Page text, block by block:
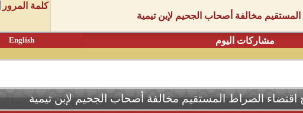
مخالفة أصحاب الجحيم لإبن تيمية
كلمة المرور
مشاركات اليوم English
الصراط المستقيم مخالفة أصحاب الجحيم لإبن تيمية